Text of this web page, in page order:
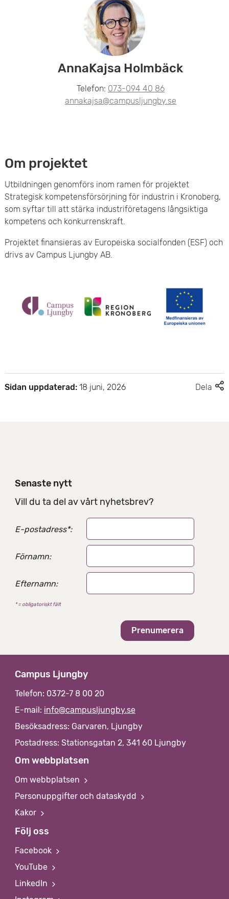
AnnaKajsa Holmbäck
Telefon: 073-094 40 86
annakajsa@campusljungby.se
Om projektet
Utbildningen genomförs inom ramen för projektet
Strategisk kompetensförsörjning för industrin i Kronoberg,
som syftar till att stärka industriföretagens långsiktiga
kompetens och konkurrenskraft.
Projektet finansieras av Europeiska socialfonden (ESF) och
drivs av Campus Ljungby AB.
Sidan uppdaterad: 18 juni, 2026 Dela
Senaste nytt
Vill du ta del av vårt nyhetsbrev?
E-postadress*:
Förnamn:
Efternamn:
* = obligatoriskt fält
Campus Ljungby
Telefon: 0372-7 8 00 20
E-mail: info@campusljungby.se
Besöksadress: Garvaren, Ljungby
Postadress: Stationsgatan 2, 341 60 Ljungby
Om webbplatsen
Om webbplatsen
Personuppgifter och dataskydd
Kakor
Följ oss
Facebook
YouTube
LinkedIn